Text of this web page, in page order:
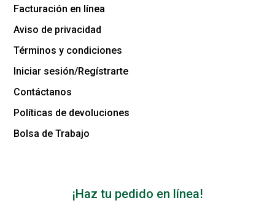
Facturación en línea
Aviso de privacidad
Términos y condiciones
Iniciar sesión/Regístrarte
Contáctanos
Políticas de devoluciones
Bolsa de Trabajo
¡Haz tu pedido en línea!